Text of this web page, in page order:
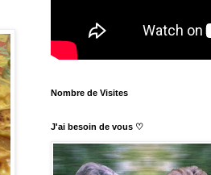
Nombre de Visites
J'ai besoin de vous ♡